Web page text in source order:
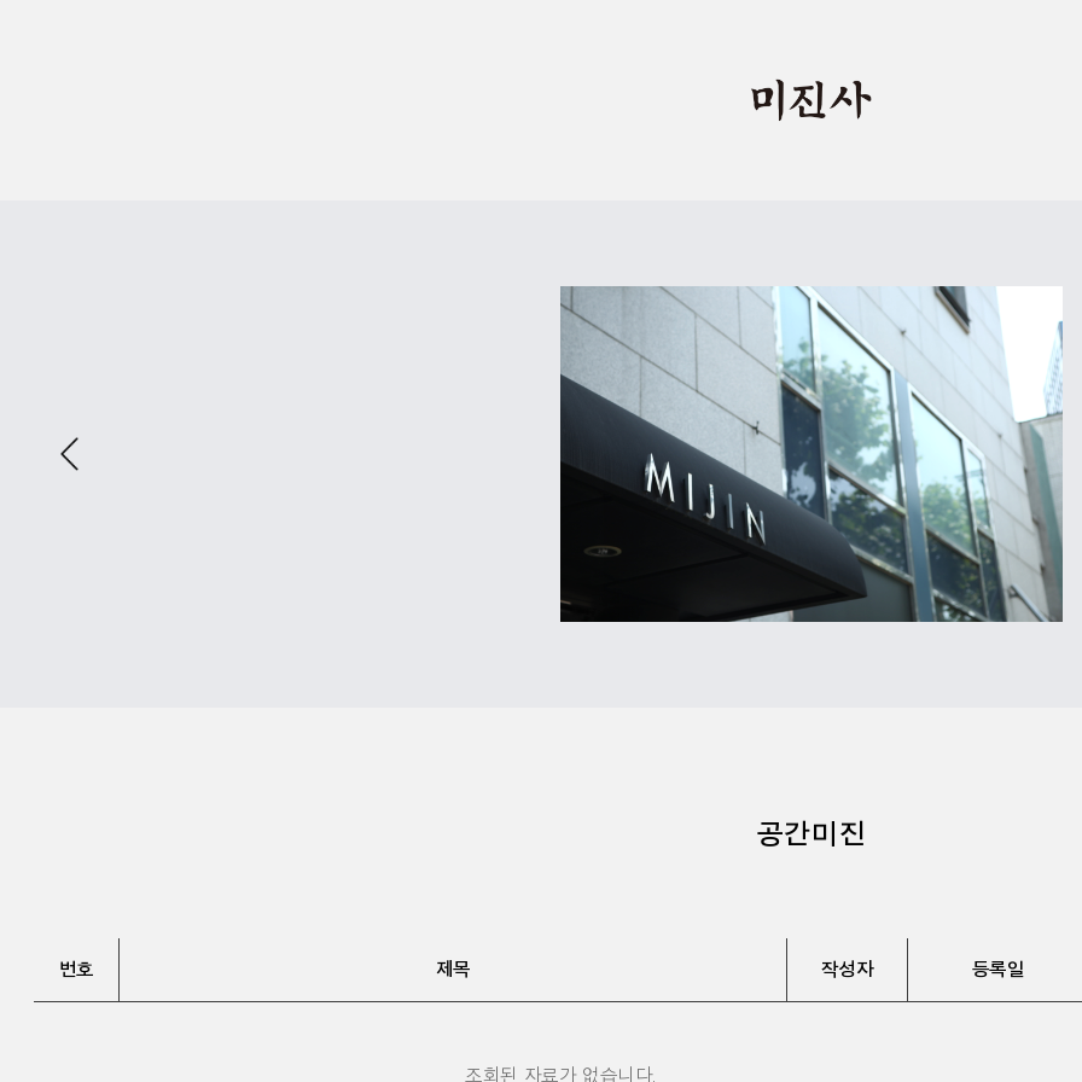
공간미진
번호 제목 작성자 등록일
조회된 자료가 없습니다.